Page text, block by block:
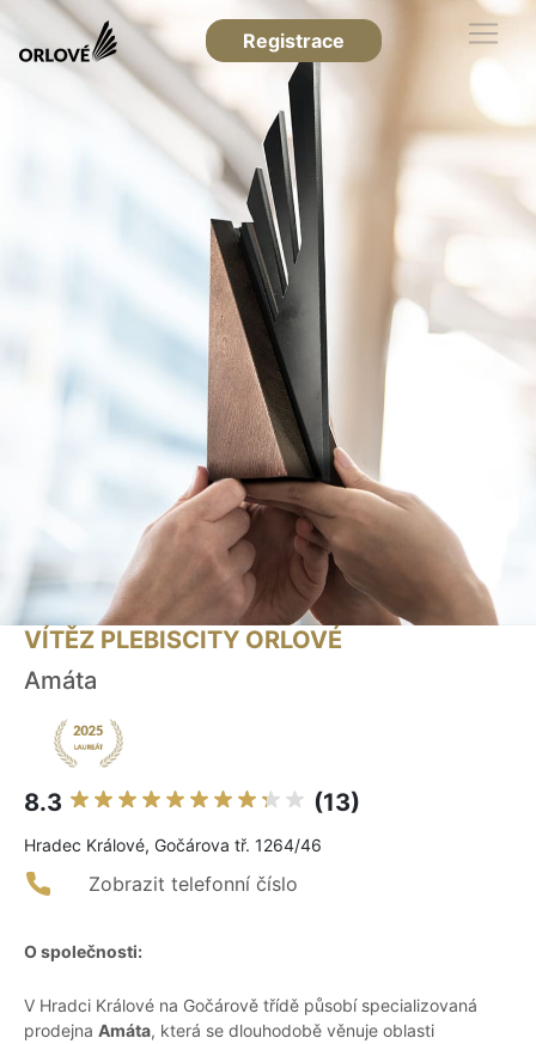
Registrace
VÍTĚZ PLEBISCITY ORLOVÉ
Amáta
8.3 (13)
Hradec Králové, Gočárova tř. 1264/46
Zobrazit telefonní číslo
O společnosti:
V Hradci Králové na Gočárově třídě působí specializovaná
prodejna Amáta, která se dlouhodobě věnuje oblasti